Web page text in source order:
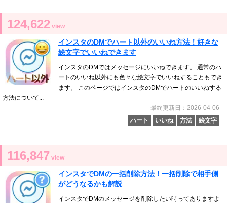
124,622 view
インスタのDMでハート以外のいいね方法！好きな
絵文字でいいねできます
インスタのDMではメッセージにいいねできます。 通常のハ
ートのいいね以外にも色々な絵文字でいいねすることもでき
ます。 このページではインスタのDMでハートのいいねする
方法について...
最終更新日：2026-04-06
ハート
いいね 方法 絵文字
116,847 view
インスタでDMの一括削除方法！一括削除で相手側
がどうなるかも解説
インスタでDMのメッセージを削除したい時ってありますよ